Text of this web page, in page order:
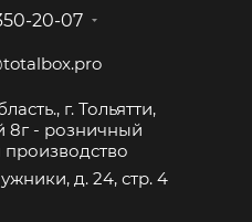
20-07
г. Тольятти,
8г - розничный
производство
д. 24, стр. 4